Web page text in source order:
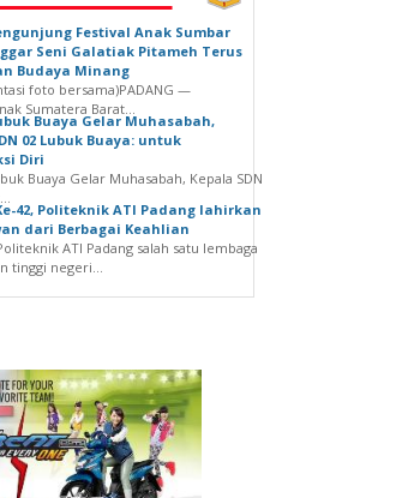
Festival Anak Sumbar
Seni Galatiak Pitameh Terus
Budaya Minang
foto bersama)‎‎PADANG —
Sumatera Barat...
Buaya Gelar Muhasabah,
02 Lubuk Buaya: untuk
Diri
Buaya Gelar Muhasabah, Kepala SDN
42, Politeknik ATI Padang lahirkan
dari Berbagai Keahlian
ATI Padang salah satu lembaga
tinggi negeri...